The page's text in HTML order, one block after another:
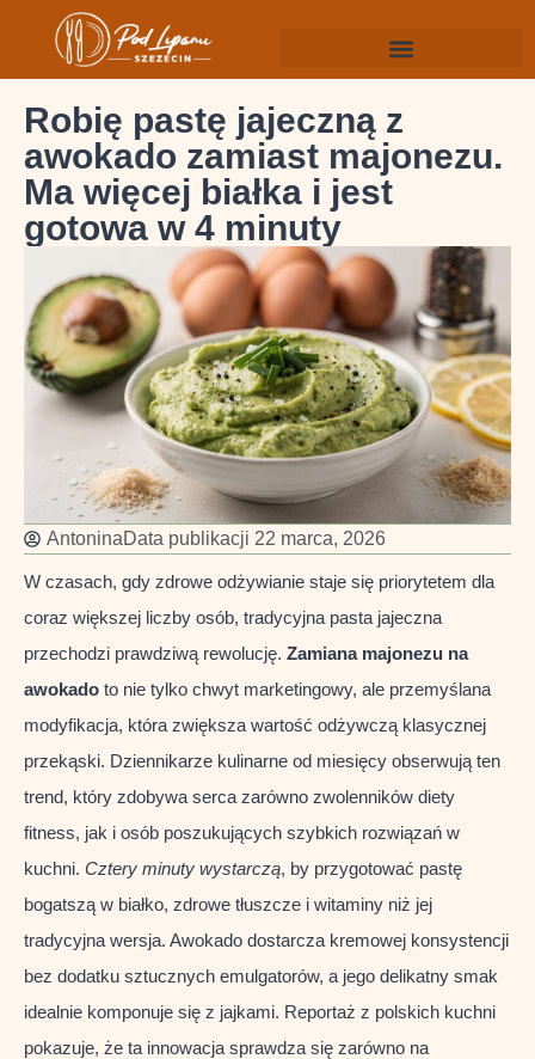
Robię pastę jajeczną z
awokado zamiast majonezu.
Ma więcej białka i jest
gotowa w 4 minuty
AntoninaData publikacji 22 marca, 2026
W czasach, gdy zdrowe odżywianie staje się priorytetem dla
coraz większej liczby osób, tradycyjna pasta jajeczna
przechodzi prawdziwą rewolucję. Zamiana majonezu na
awokado to nie tylko chwyt marketingowy, ale przemyślana
modyfikacja, która zwiększa wartość odżywczą klasycznej
przekąski. Dziennikarze kulinarne od miesięcy obserwują ten
trend, który zdobywa serca zarówno zwolenników diety
fitness, jak i osób poszukujących szybkich rozwiązań w
kuchni. Cztery minuty wystarczą, by przygotować pastę
bogatszą w białko, zdrowe tłuszcze i witaminy niż jej
tradycyjna wersja. Awokado dostarcza kremowej konsystencji
bez dodatku sztucznych emulgatorów, a jego delikatny smak
idealnie komponuje się z jajkami. Reportaż z polskich kuchni
pokazuje, że ta innowacja sprawdza się zarówno na